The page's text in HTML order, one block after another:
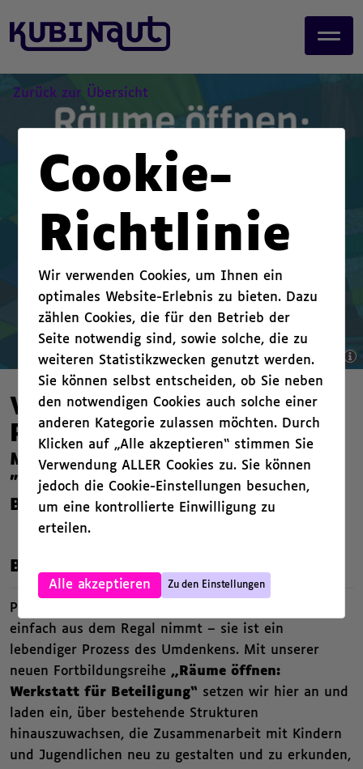
Cookie-
Richtlinie
Wir verwenden Cookies, um Ihnen ein
optimales Website-Erlebnis zu bieten. Dazu
zählen Cookies, die für den Betrieb der
Seite notwendig sind, sowie solche, die zu
weiteren Statistikzwecken genutzt werden.
Sie können selbst entscheiden, ob Sie neben
den notwendigen Cookies auch solche einer
anderen Kategorie zulassen möchten. Durch
Klicken auf „Alle akzeptieren“ stimmen Sie
Verwendung ALLER Cookies zu. Sie können
jedoch die Cookie-Einstellungen besuchen,
um eine kontrollierte Einwilligung zu
erteilen.
,
Alle akzeptieren Zu den Einstellungen
,
,
Zurück zur Übersicht
Verstehen: Was heißt
Partizipation wirklich?
Modul 1 der neuen Fortbildungsreihe
"Räume öffnen: Werkstatt für
Beteiligung"
Beschreibung
Partizipation ist kein fertiges Produkt, das man
einfach aus dem Regal nimmt – sie ist ein
lebendiger Prozess des Umdenkens. Mit unserer
neuen Fortbildungsreihe „Räume öffnen:
Werkstatt für Beteiligung“ setzen wir hier an und
laden ein, über bestehende Strukturen
hinauszuwachsen, die Zusammenarbeit mit Kindern
und Jugendlichen neu zu gestalten und zu erkunden,